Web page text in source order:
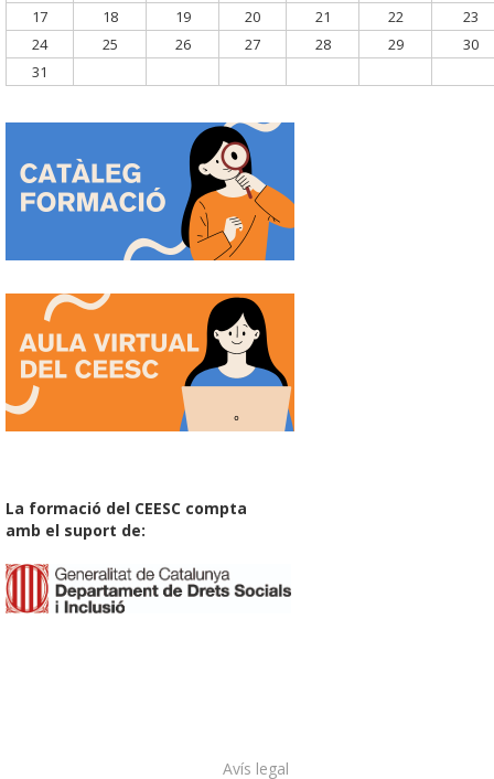
17
18 19 20 21 22
23
24
25 26 27 28 29
30
31
La formació del CEESC compta
amb el suport de:
Avís legal